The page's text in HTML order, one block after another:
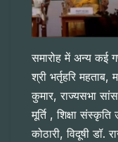
समारोह में अन्य कई
श्री भर्तृहरि
कुमार, राज्यसभा
मूर्ति , शिक्षा
कोठारी, विदूषी डॉ.